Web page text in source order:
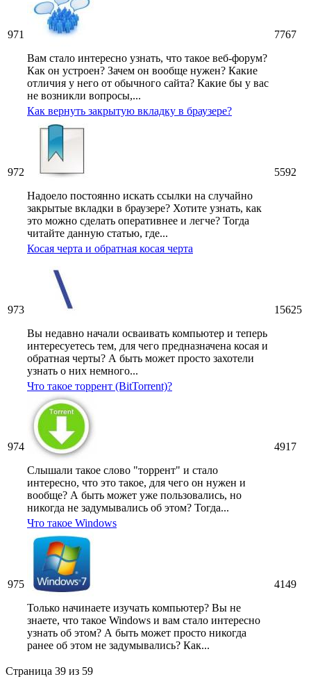
971
Вам стало интересно узнать, что такое веб-форум?
Как он устроен? Зачем он вообще нужен? Какие
отличия у него от обычного сайта? Какие бы у вас
не возникли вопросы,...
7767
972
Как вернуть закрытую вкладку в браузере?
Надоело постоянно искать ссылки на случайно
закрытые вкладки в браузере? Хотите узнать, как
это можно сделать оперативнее и легче? Тогда
читайте данную статью, где...
5592
973
Косая черта и обратная косая черта
Вы недавно начали осваивать компьютер и теперь
интересуетесь тем, для чего предназначена косая и
обратная черты? А быть может просто захотели
узнать о них немного...
15625
974
Что такое торрент (BitTorrent)?
Слышали такое слово "торрент" и стало
интересно, что это такое, для чего он нужен и
вообще? А быть может уже пользовались, но
никогда не задумывались об этом? Тогда...
4917
975
Что такое Windows
Только начинаете изучать компьютер? Вы не
знаете, что такое Windows и вам стало интересно
узнать об этом? А быть может просто никогда
ранее об этом не задумывались? Как...
4149
Страница 39 из 59